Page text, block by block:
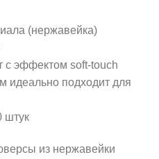
(нержавейка)
эффектом soft-touch
идеально подходит для
штук
из нержавейки